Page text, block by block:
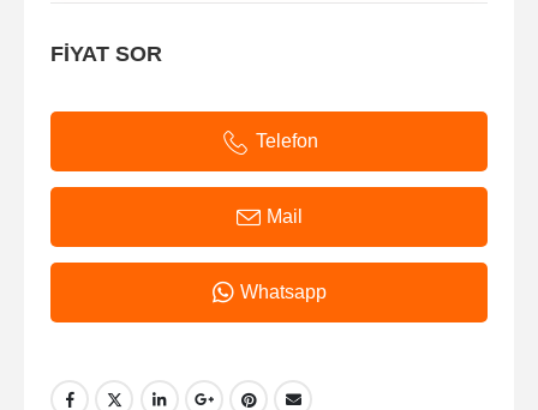
FİYAT SOR
Telefon
Mail
Whatsapp